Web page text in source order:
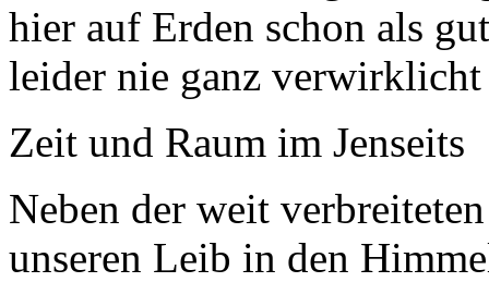
hier auf Erden schon als
leider nie ganz verwirklicht
Zeit und Raum im Jenseits
Neben der weit
unseren Leib in den